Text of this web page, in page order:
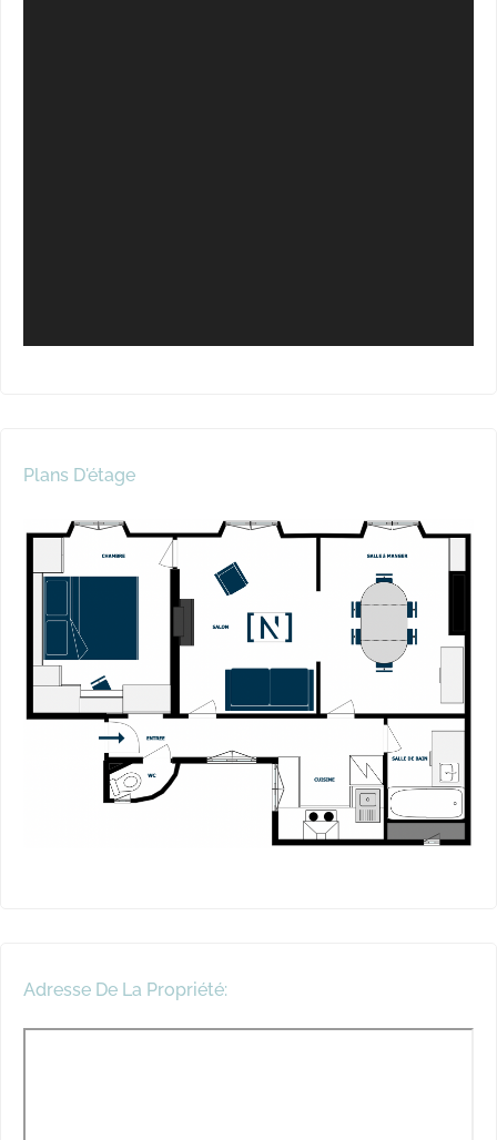
Plans D'étage
Adresse De La Propriété: